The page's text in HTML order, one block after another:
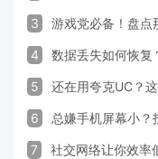
3 游戏党必备！盘点
4 数据丢失如何恢复
5 还在用夸克UC？
6 总嫌手机屏幕小？
7 社交网络让你效率